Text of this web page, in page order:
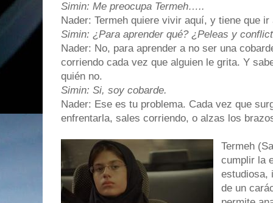
Simin: Me preocupa Termeh…..
Nader: Termeh quiere vivir aquí, y tiene que
Simin: ¿Para aprender qué? ¿Peleas y
Nader: No, para aprender a no ser una
corriendo cada vez que alguien le grita. Y
quién no.
Simin: Si, soy cobarde.
Nader: Ese es tu problema. Cada vez que
enfrentarla, sales corriendo, o alzas los
Termeh
cumplir la
estudiosa,
de un